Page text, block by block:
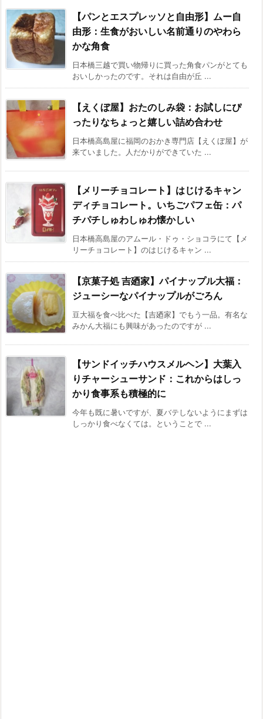
【パンとエスプレッソと自由形】ムー自
由形：生食がおいしい名前通りのやわら
かな角食
日本橋三越で買い物帰りに買った角食パンがとても
おいしかったのです。それは自由が丘 ...
【えくぼ屋】おたのしみ袋：お試しにぴ
ったりなちょっと嬉しい詰め合わせ
日本橋高島屋に福岡のおかき専門店【えくぼ屋】が
来ていました。人だかりができていた ...
【メリーチョコレート】はじけるキャン
ディチョコレート。いちごパフェ缶：パ
チパチしゅわしゅわ懐かしい
日本橋高島屋のアムール・ドゥ・ショコラにて【メ
リーチョコレート】のはじけるキャン ...
【京菓子処 吉廼家】パイナップル大福：
ジューシーなパイナップルがごろん
豆大福を食べ比べた【吉廼家】でもう一品。有名な
みかん大福にも興味があったのですが ...
【サンドイッチハウスメルヘン】大葉入
りチャーシューサンド：これからはしっ
かり食事系も積極的に
今年も既に暑いですが、夏バテしないようにまずは
しっかり食べなくては。ということで ...